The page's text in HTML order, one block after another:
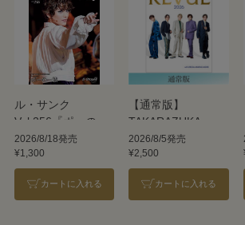
ル・サンク
Vol.256『ポーの一
族』＜雪組＞
2026/8/18発売
¥1,300
カートに入れる
【通常版】
TAKARAZUKA
REVUE 2026
2026/8/5発売
¥2,500
カートに入れる